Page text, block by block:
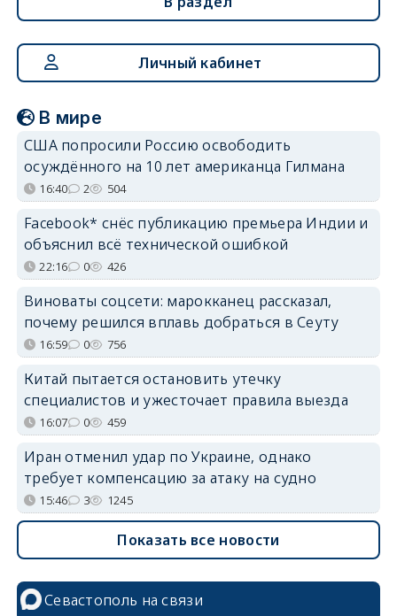
Личный кабинет
В мире
США попросили Россию освободить
осуждённого на 10 лет американца Гилмана
16:40 2 504
Facebook* снёс публикацию премьера Индии и
объяснил всё технической ошибкой
22:16 0 426
Виноваты соцсети: марокканец рассказал,
почему решился вплавь добраться в Сеуту
16:59 0 756
Китай пытается остановить утечку
специалистов и ужесточает правила выезда
16:07 0 459
Иран отменил удар по Украине, однако
требует компенсацию за атаку на судно
15:46 3 1245
Показать все новости
Севастополь на связи